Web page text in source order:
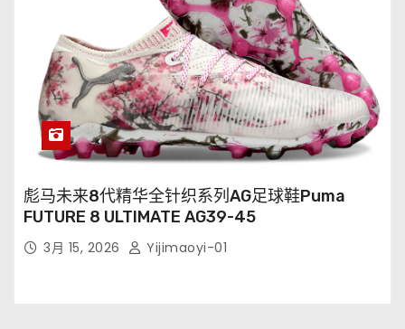
彪马未来8代精华全针织系列AG足球鞋Puma
FUTURE 8 ULTIMATE AG39-45
3月 15, 2026 Yijimaoyi-01